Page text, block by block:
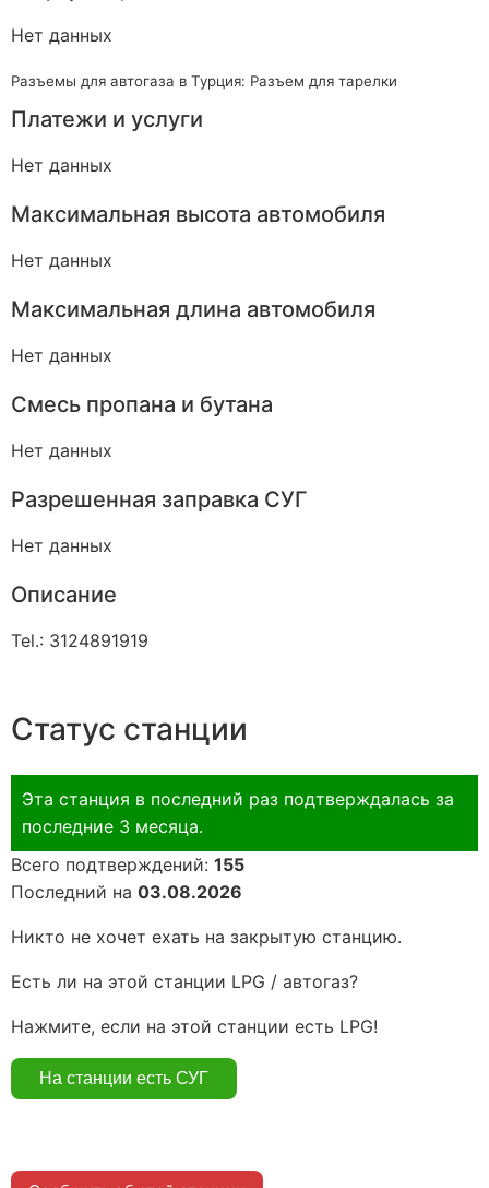
Нет данных
Разъемы для автогаза в Турция: Разъем для тарелки
Платежи и услуги
Нет данных
Максимальная высота автомобиля
Нет данных
Максимальная длина автомобиля
Нет данных
Смесь пропана и бутана
Нет данных
Разрешенная заправка СУГ
Нет данных
Описание
Tel.: 3124891919
Статус станции
Эта станция в последний раз подтверждалась за
последние 3 месяца.
Всего подтверждений: 155
Последний на 03.08.2026
Никто не хочет ехать на закрытую станцию.
Есть ли на этой станции LPG / автогаз?
Нажмите, если на этой станции есть LPG!